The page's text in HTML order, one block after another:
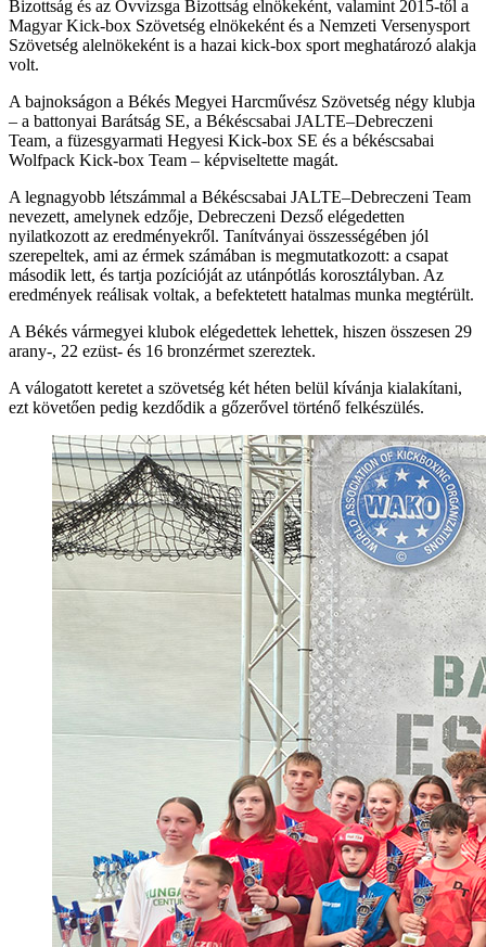
Bizottság és az Övvizsga Bizottság elnökeként, valamint 2015-től a
Magyar Kick-box Szövetség elnökeként és a Nemzeti Versenysport
Szövetség alelnökeként is a hazai kick-box sport meghatározó alakja
volt.
A bajnokságon a Békés Megyei Harcművész Szövetség négy klubja
– a battonyai Barátság SE, a Békéscsabai JALTE–Debreczeni
Team, a füzesgyarmati Hegyesi Kick-box SE és a békéscsabai
Wolfpack Kick-box Team – képviseltette magát.
A legnagyobb létszámmal a Békéscsabai JALTE–Debreczeni Team
nevezett, amelynek edzője, Debreczeni Dezső elégedetten
nyilatkozott az eredményekről. Tanítványai összességében jól
szerepeltek, ami az érmek számában is megmutatkozott: a csapat
második lett, és tartja pozícióját az utánpótlás korosztályban. Az
eredmények reálisak voltak, a befektetett hatalmas munka megtérült.
A Békés vármegyei klubok elégedettek lehettek, hiszen összesen 29
arany-, 22 ezüst- és 16 bronzérmet szereztek.
A válogatott keretet a szövetség két héten belül kívánja kialakítani,
ezt követően pedig kezdődik a gőzerővel történő felkészülés.